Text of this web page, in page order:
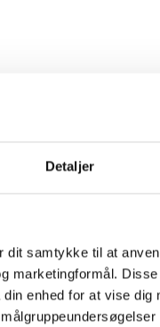
Detaljer
dit samtykke til at
marketingformål.
enhed for at vise